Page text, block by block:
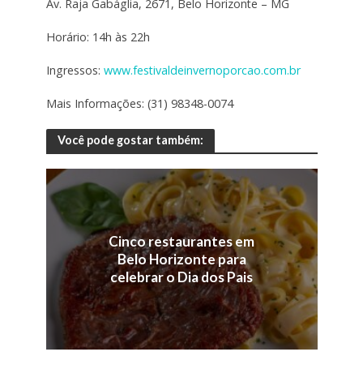
Av. Raja Gabáglia, 2671, Belo Horizonte – MG
Horário: 14h às 22h
Ingressos: www.festivaldeinvernoporcao.com.br
Mais Informações: (31) 98348-0074
Você pode gostar também:
Cinco restaurantes em
Belo Horizonte para
celebrar o Dia dos Pais